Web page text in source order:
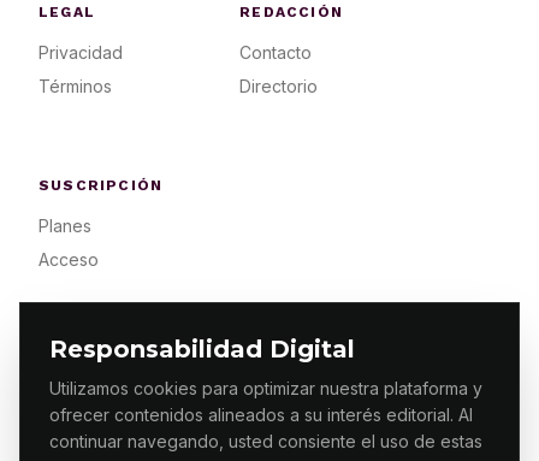
Responsabilidad Digital
Utilizamos cookies para optimizar nuestra plataforma y
ofrecer contenidos alineados a su interés editorial. Al
continuar navegando, usted consiente el uso de estas
LEGAL
Privacidad
Términos
REDACCIÓN
Contacto
Directorio
SUSCRIPCIÓN
Planes
Acceso
© 2026 ES PRIMERA MX. ALGUNOS DERECHOS
RESERVADOS / DESIGNMAKING.MX